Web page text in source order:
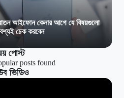
আইফোন কেনার আগে যে বিষয়গুলো
চেক করবেন
পোস্ট
posts found
ভিডিও